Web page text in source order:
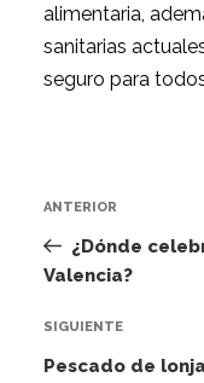
alimentaria,
sanitarias
seguro para
entradas
Entrada
anterior:
ANTERIOR
¿Dónde
Valencia?
Siguiente
entrada
SIGUIENTE
Pescado de